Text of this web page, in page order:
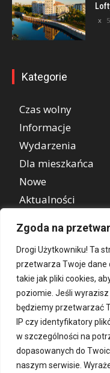
Zgoda na
Drogi Użytkowniku! Ta
przetwarza Twoje dane
takie jak pliki cookies,
poziomie. Jeśli wyrazisz
będziemy przetwarzać
IP czy identyfikatory
w szczególności na
dopasowanych do
naszym serwisie.
Kategorie
Czas wolny
Informacje
Wydarzenia
Dla mieszkańca
Nowe
Aktualności
REKLAMA
Atrakcje